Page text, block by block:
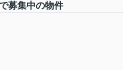
募集中の物件